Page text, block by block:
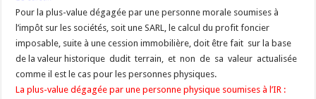
Pour la plus-value dégagée par une personne morale soumises à
l’impôt sur les sociétés, soit une SARL, le calcul du profit foncier
imposable, suite à une cession immobilière, doit être fait sur la base
de la valeur historique dudit terrain, et non de sa valeur actualisée
comme il est le cas pour les personnes physiques.
La plus-value dégagée par une personne physique soumises à l’IR :